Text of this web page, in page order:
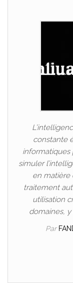
constante
informatiques
simuler
en matière
traitement
utilisation
domaines, y
Par